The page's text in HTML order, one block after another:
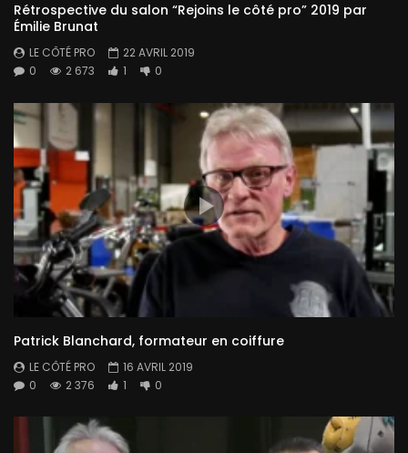
Rétrospective du salon “Rejoins le côté pro” 2019 par
Émilie Brunat
LE CÔTÉ PRO
22 AVRIL 2019
0
2 673 1 0
Patrick Blanchard, formateur en coiffure
LE CÔTÉ PRO
16 AVRIL 2019
0
2 376 1 0